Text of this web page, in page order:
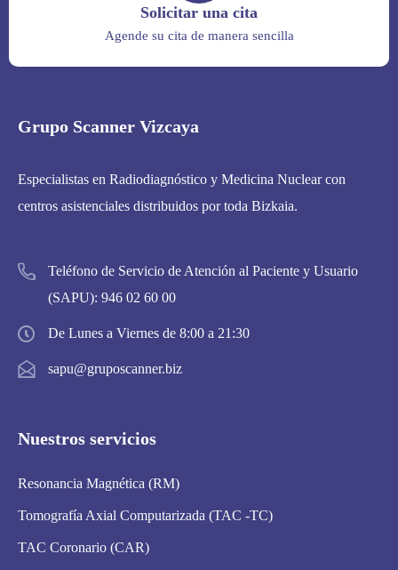
Solicitar una cita
Agende su cita de manera sencilla
Grupo Scanner Vizcaya
Especialistas en Radiodiagnóstico y Medicina Nuclear con
centros asistenciales distribuidos por toda Bizkaia.
Teléfono de Servicio de Atención al Paciente y Usuario
(SAPU): 946 02 60 00
De Lunes a Viernes de 8:00 a 21:30
sapu@gruposcanner.biz
Nuestros servicios
Resonancia Magnética (RM)
Tomografía Axial Computarizada (TAC -TC)
TAC Coronario (CAR)